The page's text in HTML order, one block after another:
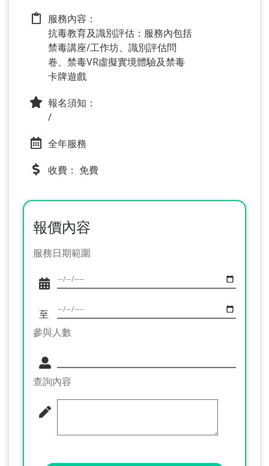
服務內容：
抗毒教育及識別評估：服務內包括
禁毒講座/工作坊、識別評估問
卷、禁毒VR虛擬實境體驗及禁毒
卡牌遊戲
報名須知：
/
全年服務
收費： 免費
報價內容
服務日期範圍
至
參與人數
查詢內容